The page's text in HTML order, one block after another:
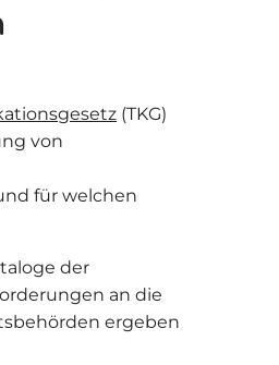
(TKG)
von
für welchen
der
an die
ergeben